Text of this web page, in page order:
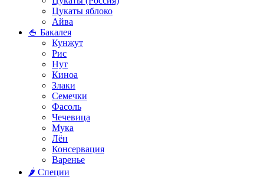
Цукаты яблоко
Айва
🍚 Бакалея
Кунжут
Рис
Нут
Киноа
Злаки
Семечки
Фасоль
Чечевица
Мука
Лён
Консервация
Варенье
🌶️ Специи